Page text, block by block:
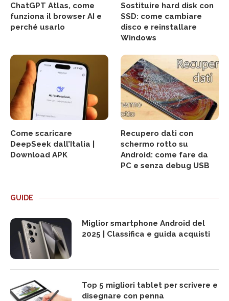
ChatGPT Atlas, come
funziona il browser AI e
perché usarlo
Sostituire hard disk con
SSD: come cambiare
disco e reinstallare
Windows
Come scaricare
DeepSeek dall’Italia |
Download APK
Recupero dati con
schermo rotto su
Android: come fare da
PC e senza debug USB
GUIDE
Miglior smartphone Android del
2025 | Classifica e guida acquisti
Top 5 migliori tablet per scrivere e
disegnare con penna